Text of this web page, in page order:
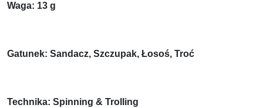
Waga: 13 g
Gatunek: Sandacz, Szczupak, Łosoś, Troć
Technika: Spinning & Trolling